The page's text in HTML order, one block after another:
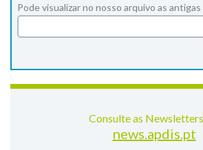
Pode visualizar no nosso arquivo as antigas
Consulte as
news.apdis.pt